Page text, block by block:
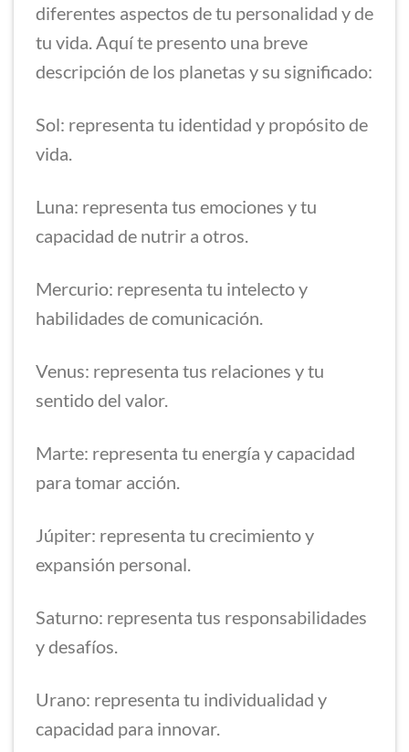
diferentes aspectos de tu personalidad y de
tu vida. Aquí te presento una breve
descripción de los planetas y su significado:
Sol: representa tu identidad y propósito de
vida.
Luna: representa tus emociones y tu
capacidad de nutrir a otros.
Mercurio: representa tu intelecto y
habilidades de comunicación.
Venus: representa tus relaciones y tu
sentido del valor.
Marte: representa tu energía y capacidad
para tomar acción.
Júpiter: representa tu crecimiento y
expansión personal.
Saturno: representa tus responsabilidades
y desafíos.
Urano: representa tu individualidad y
capacidad para innovar.